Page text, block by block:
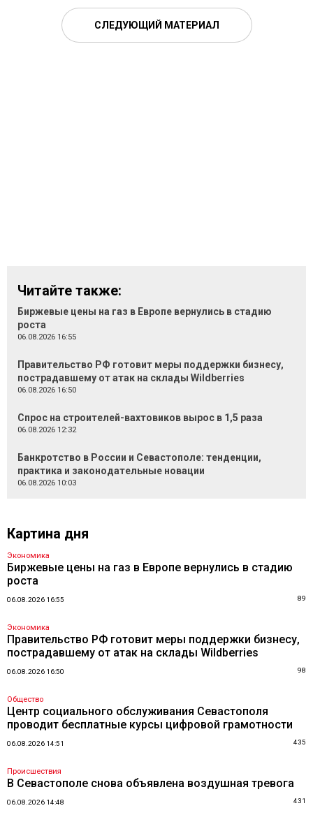
СЛЕДУЮЩИЙ МАТЕРИАЛ
Читайте также:
Биржевые цены на газ в Европе вернулись в стадию
роста
06.08.2026 16:55
Правительство РФ готовит меры поддержки бизнесу,
пострадавшему от атак на склады Wildberries
06.08.2026 16:50
Спрос на строителей-вахтовиков вырос в 1,5 раза
06.08.2026 12:32
Банкротство в России и Севастополе: тенденции,
практика и законодательные новации
06.08.2026 10:03
Картина дня
Экономика
Биржевые цены на газ в Европе вернулись в стадию
роста
06.08.2026 16:55 89
Экономика
Правительство РФ готовит меры поддержки бизнесу,
пострадавшему от атак на склады Wildberries
06.08.2026 16:50 98
Общество
Центр социального обслуживания Севастополя
проводит бесплатные курсы цифровой грамотности
06.08.2026 14:51 435
Происшествия
В Севастополе снова объявлена воздушная тревога
06.08.2026 14:48 431